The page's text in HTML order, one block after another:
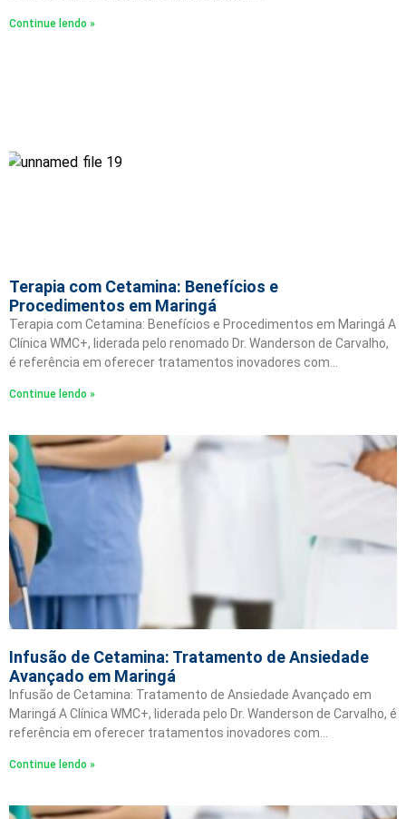
Continue lendo »
Terapia com Cetamina: Benefícios e
Procedimentos em Maringá
Terapia com Cetamina: Benefícios e Procedimentos em Maringá A
Clínica WMC+, liderada pelo renomado Dr. Wanderson de Carvalho,
é referência em oferecer tratamentos inovadores com…
Continue lendo »
Infusão de Cetamina: Tratamento de Ansiedade
Avançado em Maringá
Infusão de Cetamina: Tratamento de Ansiedade Avançado em
Maringá A Clínica WMC+, liderada pelo Dr. Wanderson de Carvalho, é
referência em oferecer tratamentos inovadores com…
Continue lendo »